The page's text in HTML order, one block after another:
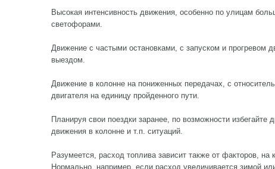
Высокая интенсивность движения, особенно по улицам
светофорами.
Движение с частыми остановками, с запуском и прогревом
выездом.
Движение в колонне на пониженных передачах, с
двигателя на единицу пройденного пути.
Планируя свои поездки заранее, по возможности избегайте
движения в колонне и т.п. ситуаций.
Разумеется, расход топлива зависит также от факторов,
Нормально, например, если расход увеличивается зимой